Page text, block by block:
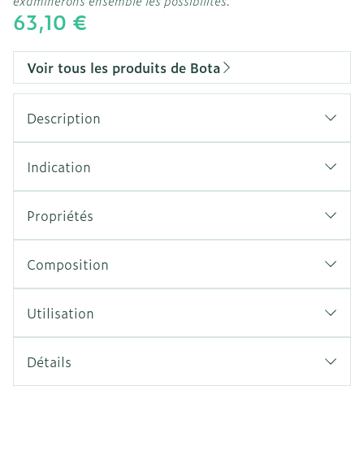
63,10 €
Voir tous les produits de Bota
Description
Indication
Propriétés
Composition
Utilisation
Détails